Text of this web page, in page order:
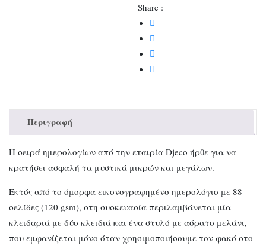
Share :
Περιγραφή
Η σειρά ημερολογίων από την εταιρία Djeco ήρθε για να
κρατήσει ασφαλή τα μυστικά μικρών και μεγάλων.
Εκτός από το όμορφα εικονογραφημένο ημερολόγιο με 88
σελίδες (120 gsm), στη συσκευασία περιλαμβάνεται μία
κλειδαριά με δύο κλειδιά και ένα στυλό με αόρατο μελάνι,
που εμφανίζεται μόνο όταν χρησιμοποιήσουμε τον φακό στο